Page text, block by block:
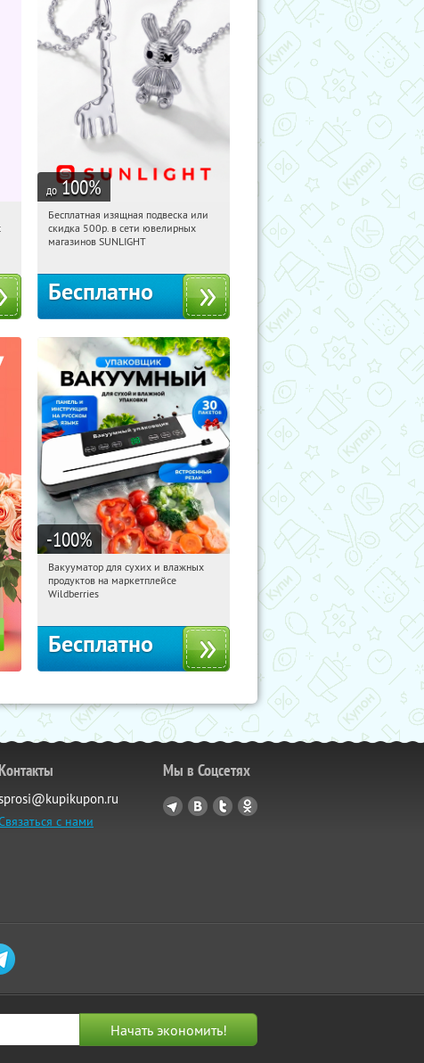
до 100%
01:03:04 Получили:
Россия
Бесплатная изящная подвеска или
скидка 500р. в сети ювелирных
магазинов SUNLIGHT
Бесплатно
-100%
01:03:04 Получили:180
Россия
Вакууматор для сухих и влажных
продуктов на маркетплейсе
Wildberries
Бесплатно
с нами
Мы в Соцсетях